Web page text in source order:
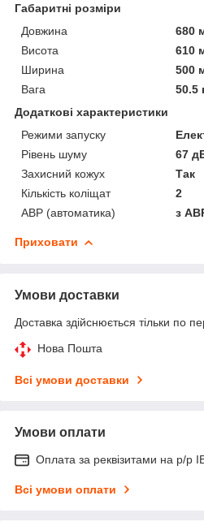
Габаритні розміри
Довжина
680
Висота
610
Ширина
500
Вага
50.5
Додаткові характеристики
Режими запуску
Рівень шуму
67
Захисний кожух
Так
Кількість коліщат
2
АВР (автоматика)
з
Приховати
Умови доставки
Доставка здійснюється тільки по
Нова Пошта
Всі умови доставки
Умови оплати
Оплата за реквізитами на р/р
Всі умови оплати